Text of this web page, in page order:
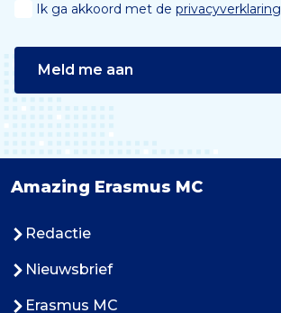
Ik ga akkoord met de privacyverklaring
Meld me aan
Amazing Erasmus MC
Redactie
Nieuwsbrief
Erasmus MC